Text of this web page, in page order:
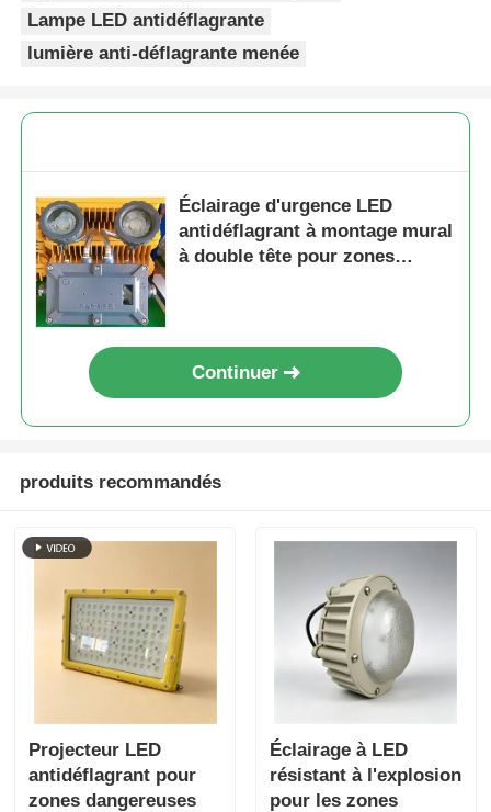
prise et prise anti-déflagrantes
Lampe LED antidéflagrante
lumière anti-déflagrante menée
Éclairage d'urgence LED
antidéflagrant à montage mural
à double tête pour zones
Continuer
produits recommandés
Projecteur LED
antidéflagrant pour
zones dangereuses
Éclairage à LED
résistant à l'explosion
pour les zones